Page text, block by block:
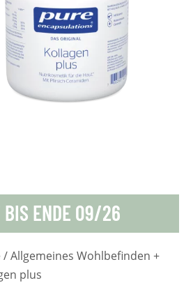
BIS ENDE 09/26
/Allgemeines Wohlbefinden +
plus